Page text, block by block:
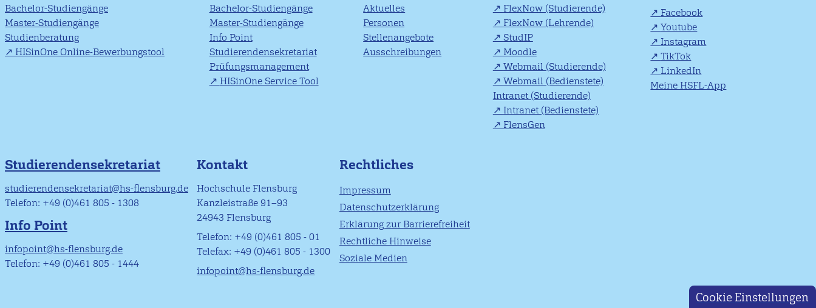
Bachelor-Studiengänge
Master-Studiengänge
Studienberatung
HISinOne Online-Bewerbungstool
Bachelor-Studiengänge
Master-Studiengänge
Info Point
Studierendensekretariat
Prüfungsmanagement
HISinOne Service Tool
Aktuelles
Personen
Stellenangebote
Ausschreibungen
FlexNow (Studierende)
FlexNow (Lehrende)
StudIP
Moodle
Webmail (Studierende)
Webmail (Bedienstete)
Intranet (Studierende)
Intranet (Bedienstete)
FlensGen
Facebook
Youtube
Instagram
TikTok
LinkedIn
Meine HSFL-App
Cookie Einstellungen
Studierendensekretariat
studierendensekretariat@hs-flensburg.de
Telefon: +49 (0)461 805 - 1308
Info Point
infopoint@hs-flensburg.de
Telefon: +49 (0)461 805 - 1444
Kontakt
Hochschule Flensburg
Kanzleistraße 91–93
24943 Flensburg
Telefon: +49 (0)461 805 - 01
Telefax: +49 (0)461 805 - 1300
infopoint@hs-flensburg.de
Rechtliches
Impressum
Datenschutzerklärung
Erklärung zur Barrierefreiheit
Rechtliche Hinweise
Soziale Medien